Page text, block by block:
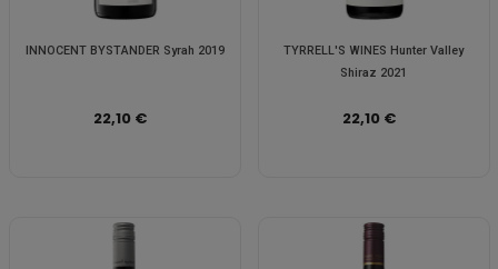
INNOCENT BYSTANDER Syrah 2019
22,10 €
TYRRELL'S WINES Hunter Valley
Shiraz 2021
22,10 €